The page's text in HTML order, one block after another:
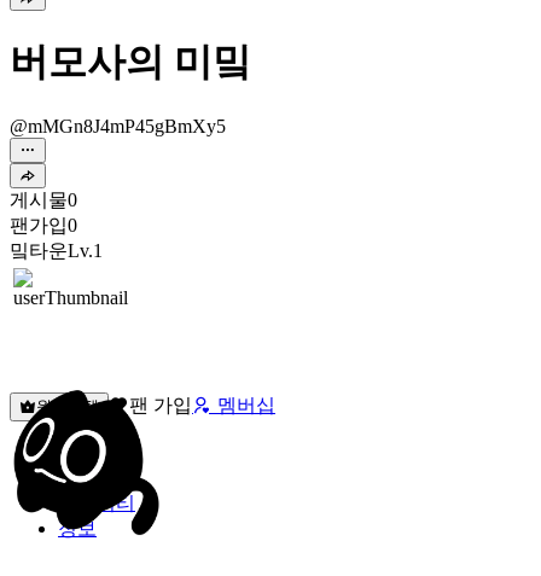
버모사의 미밐
@mMGn8J4mP45gBmXy5
게시물0
팬가입0
밐타운Lv.1
원픽선택 팬 가입 멤버십
밐타운
피드
커뮤니티
정보